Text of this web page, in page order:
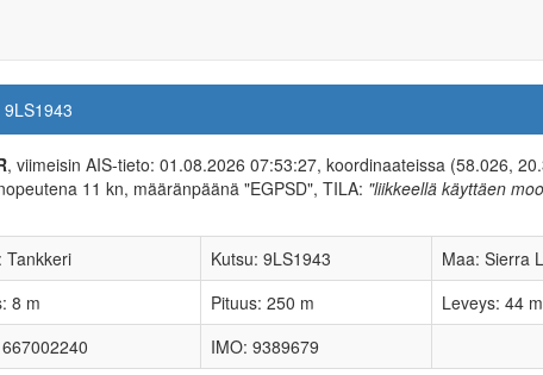
9LS1943
, viimeisin AIS-tieto: 01.08.2026 07:53:27, koordinaateissa (58.026,
11 kn, määränpäänä "EGPSD", TILA: "liikkeellä käyttäen
Tankkeri Kutsu: 9LS1943
Maa: Sierra
8 m
Pituus: 250 m
Leveys: 44 m
IMO: 9389679